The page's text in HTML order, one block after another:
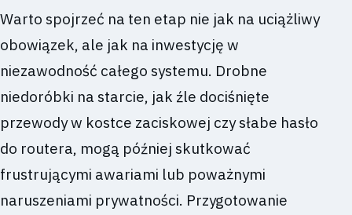
Warto spojrzeć na ten etap nie jak na uciążliwy
obowiązek, ale jak na inwestycję w
niezawodność całego systemu. Drobne
niedoróbki na starcie, jak źle dociśnięte
przewody w kostce zaciskowej czy słabe hasło
do routera, mogą później skutkować
frustrującymi awariami lub poważnymi
naruszeniami prywatności. Przygotowanie